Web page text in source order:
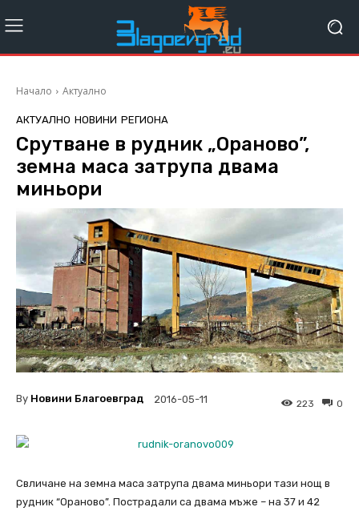
Начало Актуално
АКТУАЛНО НОВИНИ РЕГИОНА
Срутване в рудник „Oраново”,
земна маса затрупа двама
миньори
By Новини Благоевград 2016-05-11 0
223
Свличане на земна маса затрупа двама миньори тази нощ в
рудник “Ораново”. Пострадали са двама мъже – на 37 и 42